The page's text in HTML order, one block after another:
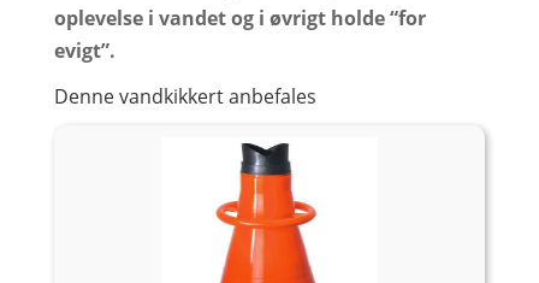
oplevelse i vandet og i øvrigt holde “for
evigt”.
Denne vandkikkert anbefales